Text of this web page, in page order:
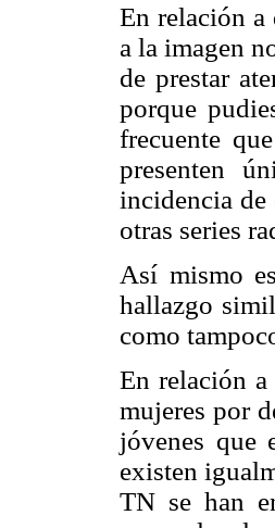
En relación a
a la imagen
de prestar
porque
frecuente
presenten
incidencia de
otras series
Así mismo
hallazgo
como
En relación a
mujeres por
jóvenes que
existen
TN se han